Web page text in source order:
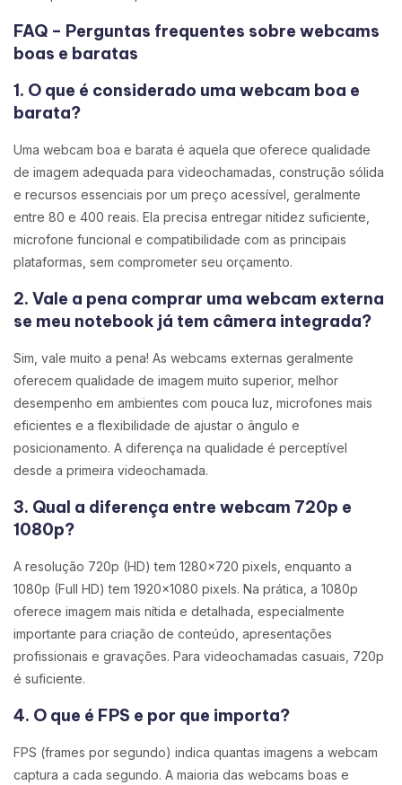
FAQ – Perguntas frequentes sobre webcams
boas e baratas
1. O que é considerado uma webcam boa e
barata?
Uma webcam boa e barata é aquela que oferece qualidade
de imagem adequada para videochamadas, construção sólida
e recursos essenciais por um preço acessível, geralmente
entre 80 e 400 reais. Ela precisa entregar nitidez suficiente,
microfone funcional e compatibilidade com as principais
plataformas, sem comprometer seu orçamento.
2. Vale a pena comprar uma webcam externa
se meu notebook já tem câmera integrada?
Sim, vale muito a pena! As webcams externas geralmente
oferecem qualidade de imagem muito superior, melhor
desempenho em ambientes com pouca luz, microfones mais
eficientes e a flexibilidade de ajustar o ângulo e
posicionamento. A diferença na qualidade é perceptível
desde a primeira videochamada.
3. Qual a diferença entre webcam 720p e
1080p?
A resolução 720p (HD) tem 1280×720 pixels, enquanto a
1080p (Full HD) tem 1920×1080 pixels. Na prática, a 1080p
oferece imagem mais nítida e detalhada, especialmente
importante para criação de conteúdo, apresentações
profissionais e gravações. Para videochamadas casuais, 720p
é suficiente.
4. O que é FPS e por que importa?
FPS (frames por segundo) indica quantas imagens a webcam
captura a cada segundo. A maioria das webcams boas e